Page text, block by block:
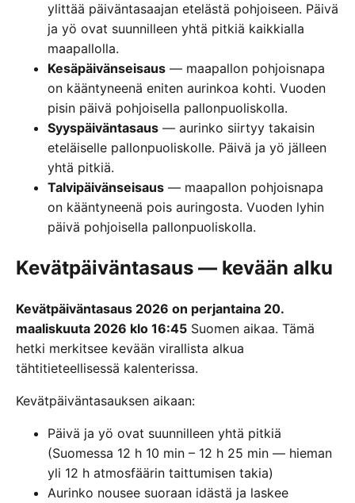
ylittää päiväntasaajan etelästä pohjoiseen. Päivä
ja yö ovat suunnilleen yhtä pitkiä kaikkialla
maapallolla.
Kesäpäivänseisaus — maapallon pohjoisnapa
on kääntyneenä eniten aurinkoa kohti. Vuoden
pisin päivä pohjoisella pallonpuoliskolla.
Syyspäiväntasaus — aurinko siirtyy takaisin
eteläiselle pallonpuoliskolle. Päivä ja yö jälleen
yhtä pitkiä.
Talvipäivänseisaus — maapallon pohjoisnapa
on kääntyneenä pois auringosta. Vuoden lyhin
päivä pohjoisella pallonpuoliskolla.
Kevätpäiväntasaus — kevään alku
Kevätpäiväntasaus 2026 on perjantaina 20.
maaliskuuta 2026 klo 16:45 Suomen aikaa. Tämä
hetki merkitsee kevään virallista alkua
tähtitieteellisessä kalenterissa.
Kevätpäiväntasauksen aikaan:
Päivä ja yö ovat suunnilleen yhtä pitkiä
(Suomessa 12 h 10 min – 12 h 25 min — hieman
yli 12 h atmosfäärin taittumisen takia)
Aurinko nousee suoraan idästä ja laskee